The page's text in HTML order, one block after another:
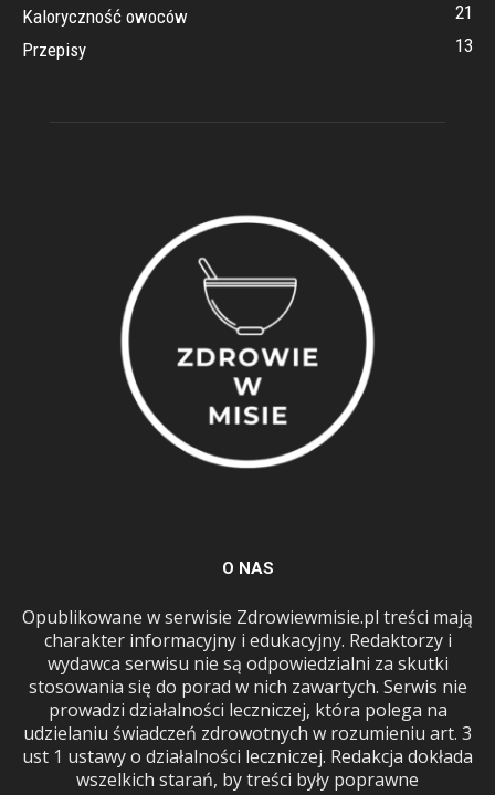
Kaloryczność owoców
21
Przepisy
13
O NAS
Opublikowane w serwisie Zdrowiewmisie.pl treści mają
charakter informacyjny i edukacyjny. Redaktorzy i
wydawca serwisu nie są odpowiedzialni za skutki
stosowania się do porad w nich zawartych. Serwis nie
prowadzi działalności leczniczej, która polega na
udzielaniu świadczeń zdrowotnych w rozumieniu art. 3
ust 1 ustawy o działalności leczniczej. Redakcja dokłada
wszelkich starań, by treści były poprawne